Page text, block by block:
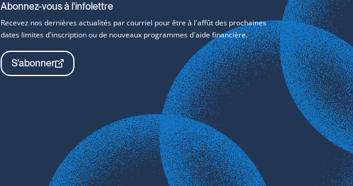
Abonnez-vous à l'infolettre
Recevez nos dernières actualités par courriel pour être à l'affût des prochaines
dates limites d'inscription ou de nouveaux programmes d'aide financière.
S'abonner